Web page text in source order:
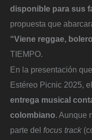
disponible para sus
propuesta que
“Viene reggae,
TIEMPO.
En la presentación
Estéreo Picnic 2025,
entrega musical
colombiano. Aunque
parte del focus track